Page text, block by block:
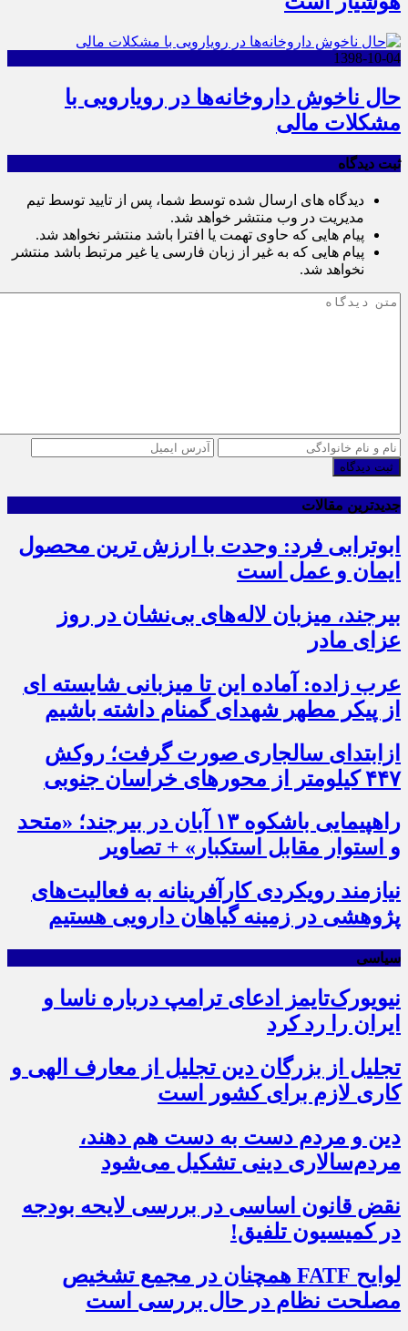
1398-10-04
حال ناخوش داروخانه‌ها در رویارویی با
مشکلات مالی
ثبت دیدگاه
دیدگاه های ارسال شده توسط شما، پس از تایید توسط تیم
مدیریت در وب منتشر خواهد شد.
پیام هایی که حاوی تهمت یا افترا باشد منتشر نخواهد شد.
پیام هایی که به غیر از زبان فارسی یا غیر مرتبط باشد منتشر
نخواهد شد.
ثبت دیدگاه
جدیدترین مقالات
ابوترابی فرد: وحدت با ارزش ترین محصول
ایمان و عمل است
بیرجند، میزبان لاله‌های بی‌نشان در روز
عزای مادر
عرب زاده: آماده این تا میزبانی شایسته ای
از پیکر مطهر شهدای گمنام داشته باشیم
ازابتدای سالجاری صورت گرفت؛ روکش
۴۴۷ کیلومتر از محورهای خراسان جنوبی
راهپیمایی باشکوه ۱۳ آبان در بیرجند؛ «متحد
و استوار مقابل استکبار» + تصاویر
نیازمند رویکردی کارآفرینانه به فعالیت‌های
پژوهشی در زمینه گیاهان دارویی هستیم
سیاسی
نیویورک‌تایمز ادعای ترامپ درباره ناسا و
ایران را رد کرد
تجلیل از بزرگان دین تجلیل از معارف الهی و
کاری لازم برای کشور است
دین و مردم دست به‌ دست هم دهند،
مردم‌سالاری دینی تشکیل می‌شود
نقض قانون اساسی در بررسی لایحه بودجه
در کمیسیون تلفیق!
لوایح FATF همچنان در مجمع تشخیص
مصلحت نظام در حال بررسی است